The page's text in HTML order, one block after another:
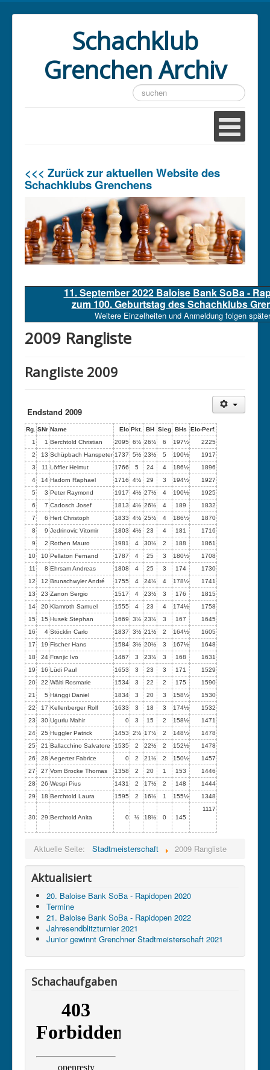
Schachklub
Grenchen Archiv
Suchen
...
<<< Zurück zur aktuellen Website des
Schachklubs Grenchens
11. September 2022 Baloise Bank SoBa -
zum 100. Geburtstag des Schachklubs
Weitere Einzelheiten und Anmeldung folgen
2009 Rangliste
Rangliste 2009
Endstand 2009
Rg. SNr Name Elo Pkt. BH Sieg BHs
Elo-Perf.
1
1 Berchtold Christian 2095 6½ 26½ 6 197½
2225
2
13 Schüpbach Hanspeter 1737 5½ 23½ 5 190½
1917
3
11 Löffler Helmut 1766 5 24 4 186½
1896
4
14 Hadorn Raphael 1716 4½ 29 3 194½
1927
5
3 Peter Raymond 1917 4½ 27½ 4 190½
1925
6
7 Cadosch Josef 1813 4½ 26½ 4 189
1832
7
6 Hert Christoph 1833 4½ 25½ 4 186½
1870
8
9 Jedrinovic Vitomir 1803 4½ 23 4 181
1716
9
2 Rothen Mauro 1981 4 30½ 2 188
1861
10
10 Pellaton Fernand 1787 4 25 3 180½
1708
11
8 Ehrsam Andreas 1808 4 25 3 174
1730
12
12 Brunschwyler André 1755 4 24½ 4 178½
1741
13
23 Zanon Sergio 1517 4 23½ 3 176
1815
14
20 Klamroth Samuel 1555 4 23 4 174½
1758
15
15 Husek Stephan 1669 3½ 23½ 3 167
1645
16
4 Stöcklin Carlo 1837 3½ 21½ 2 164½
1605
17
19 Fischer Hans 1584 3½ 20½ 3 167½
1648
18
24 Franjic Ivo 1467 3 23½ 3 168
1631
19
16 Lüdi Paul 1653 3 23 3 171
1529
20
22 Wälti Rosmarie 1534 3 22 2 175
1590
21
5 Hänggi Daniel 1834 3 20 3 158½
1530
22
17 Kellenberger Rolf 1633 3 18 3 174½
1532
23
30 Ugurlu Mahir 0 3 15 2 158½
1471
24
25 Huggler Patrick 1453 2½ 17½ 2 148½
1478
25
21 Ballacchino Salvatore 1535 2 22½ 2 152½
1478
26
28 Aegerter Fabrice 0 2 21½ 2 150½
1457
27
27 Vom Brocke Thomas 1358 2 20 1 153
1446
28
26 Wespi Pius 1431 2 17½ 2 148
1444
29
18 Berchtold Laura 1595 2 16½ 1 155½ 1348
30 29 Berchtold Anita 0 ½ 18½ 0 145
1117
Aktuelle Seite: Stadtmeisterschaft 2009 Rangliste
Aktualisiert
20. Baloise Bank SoBa - Rapidopen 2020
Termine
21. Baloise Bank SoBa - Rapidopen 2022
Jahresendblitzturnier 2021
Junior gewinnt Grenchner Stadtmeisterschaft 2021
Schachaufgaben